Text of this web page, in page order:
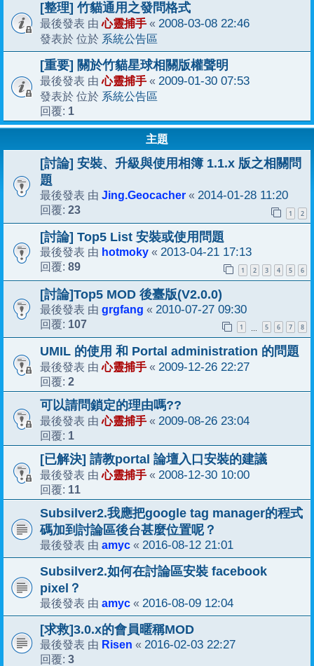
[整理] 竹貓通用之發問格式
最後發表 由心靈捕手 « 2008-03-08 22:46
發表於 位於 系統公告區
[重要] 關於竹貓星球相關版權聲明
最後發表 由心靈捕手 « 2009-01-30 07:53
發表於 位於 系統公告區
回覆: 1
主題
[討論] 安裝、升級與使用相簿 1.1.x 版之相關問
題
最後發表 由 Jing.Geocacher « 2014-01-28 11:20
回覆: 23 1 2
[討論] Top5 List 安裝或使用問題
最後發表 由 hotmoky « 2013-04-21 17:13
回覆: 89 1 2 3 4 5 6
[討論]Top5 MOD 後臺版(V2.0.0)
最後發表 由 grgfang « 2010-07-27 09:30
回覆: 107 1 5 6 7 8
UMIL 的使用 和 Portal administration 的問題
最後發表 由心靈捕手 « 2009-12-26 22:27
回覆: 2
可以請問鎖定的理由嗎??
最後發表 由心靈捕手 « 2009-08-26 23:04
回覆: 1
[已解決] 請教portal 論壇入口安裝的建議
最後發表 由心靈捕手 « 2008-12-30 10:00
回覆: 11
Subsilver2.我應把google tag manager的程式
碼加到討論區後台甚麼位置呢？
最後發表 由 amyc « 2016-08-12 21:01
Subsilver2.如何在討論區安裝 facebook
pixel？
最後發表 由 amyc « 2016-08-09 12:04
[求救]3.0.x的會員暱稱MOD
最後發表 由 Risen « 2016-02-03 22:27
回覆: 3